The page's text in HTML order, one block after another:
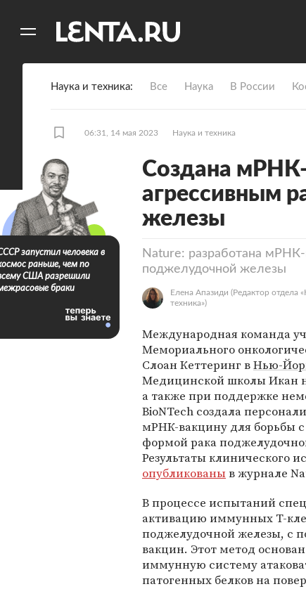
Наука и техника Все Наука В России
06:31, 14 мая 2023 Наука и техника
Создана
агрессивным
железы
Nature: разработана
поджелудочной железы
Елена Апазиди (Редактор отдела
техника»)
Международная команда
Мемориального
Слоан Кеттеринг вНью-
Медицинской школы Икан
а также при поддержке
BioNTech создала
мРНК-вакцину для борьбы
формой рака
Результаты клинического
опубликованыв журнале
В процессе испытаний
активацию иммунных Т-
поджелудочной железы, с
вакцин. Этот метод
иммунную систему
патогенных белков на
запустил человека в
раньше, чем по
США разрешили
браки